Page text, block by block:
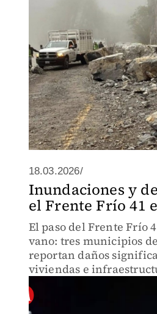
18.03.2026/
Inundaciones y
el Frente Frío 41
El paso del Frente Frío
vano: tres municipios
reportan daños
viviendas e
lluvias han provocado el
desbordamiento de